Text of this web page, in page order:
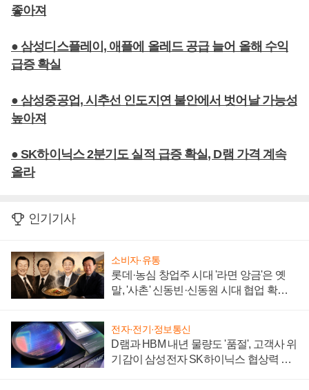
좋아져
● 삼성디스플레이, 애플에 올레드 공급 늘어 올해 수익
급증 확실
● 삼성중공업, 시추선 인도지연 불안에서 벗어날 가능성
높아져
● SK하이닉스 2분기도 실적 급증 확실, D램 가격 계속
올라
인기기사
소비자·유통
롯데·농심 창업주 시대 '라면 앙금'은 옛
말, '사촌' 신동빈·신동원 시대 협업 확대
전자·전기·정보통신
D램과 HBM 내년 물량도 '품절', 고객사 위
기감이 삼성전자 SK하이닉스 협상력 더